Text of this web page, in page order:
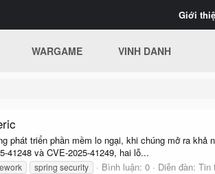
Giới
WARGAME VINH DANH
phát triển phần mềm lo ngại, khi chúng mở ra khả
và CVE-2025-41249, hai lỗ...
spring security Bình luận: 0 Diễn đàn: Tin